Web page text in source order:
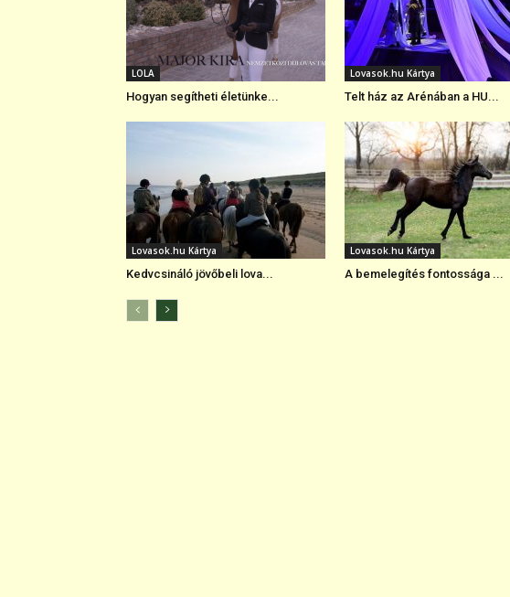
LOLA
Hogyan segítheti életünke...
Lovasok.hu Kártya
Telt ház az Arénában a HU...
Lovasok.hu Kártya
Kedvcsináló jövőbeli lova...
Lovasok.hu Kártya
A bemelegítés fontossága ...